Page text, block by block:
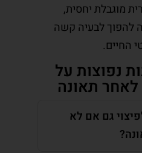
מוגבלת יחסית,
להפוך לבעיה קשה
החיים.
נפוצות על
תאונה
גם אם לא